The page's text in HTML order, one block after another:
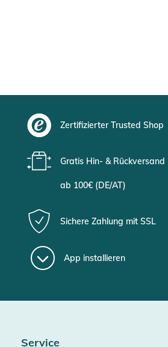
Zertifizierter Trusted Shop
Gratis Hin- & Rückversand
ab 100€ (DE/AT)
Sichere Zahlung mit SSL
App installieren
Service